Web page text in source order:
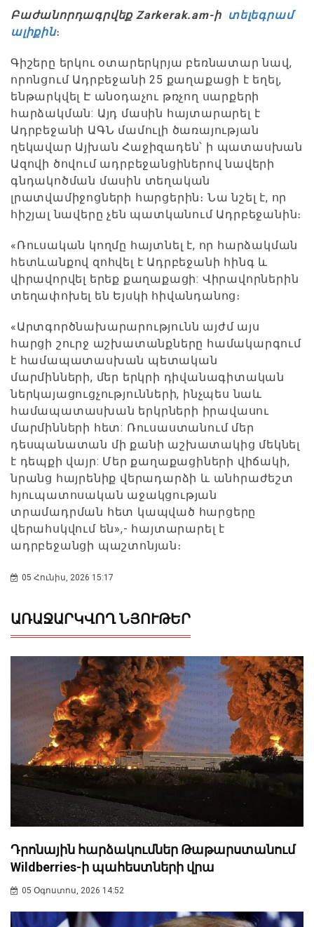
Բաժանորդագրվեք Zarkerak.am-ի տելեգրամ
ալիքին։
Գիշերը երկու օտարերկրյա բեռնատար նավ,
որոնցում Ադրբեջանի 25 քաղաքացի է եղել,
ենթարկվել Է անօդաչու թռչող սարքերի
հարձակման: Այդ մասին հայտարարել է
Ադրբեջանի ԱԳՆ մամուլի ծառայության
ղեկավար Այխան Հաջիզադեն՝ ի պատասխան
Ազովի ծովում ադրբեջանցիներով նավերի
գնդակոծման մասին տեղական
լրատվամիջոցների հարցերին։ Նա նշել է, որ
հիշյալ նավերը չեն պատկանում Ադրբեջանին։
«Ռուսական կողմը հայտնել է, որ հարձակման
հետևանքով զոհվել է Ադրբեջանի հինգ և
վիրավորվել երեք քաղաքացի: Վիրավորներին
տեղափոխել են Եյսկի հիվանդանոց։
«Արտգործնախարարությունն այժմ այս
հարցի շուրջ աշխատանքները համակարգում
է համապատասխան պետական ​​
մարմինների, մեր երկրի դիվանագիտական ​​​​
ներկայացուցչությունների, ինչպես նաև
համապատասխան երկրների իրավասու
մարմինների հետ: Ռուսաստանում մեր
դեսպանատան մի քանի աշխատակից մեկնել
է դեպքի վայր: Մեր քաղաքացիների վիճակի,
նրանց հայրենիք վերադարձի և անհրաժեշտ
հյուպատոսական աջակցության
տրամադրման հետ կապված հարցերը
վերահսկվում են»,- հայտարարել է
ադրբեջանցի պաշտոնյան։
05 Հունիս, 2026 15:17
ԱՌԱՋԱՐԿՎՈՂ ՆՅՈՒԹԵՐ
Դրոնային հարձակումներ Թաթարստանում
Wildberries-ի պահեստների վրա
05 Օգոստոս, 2026 14:52